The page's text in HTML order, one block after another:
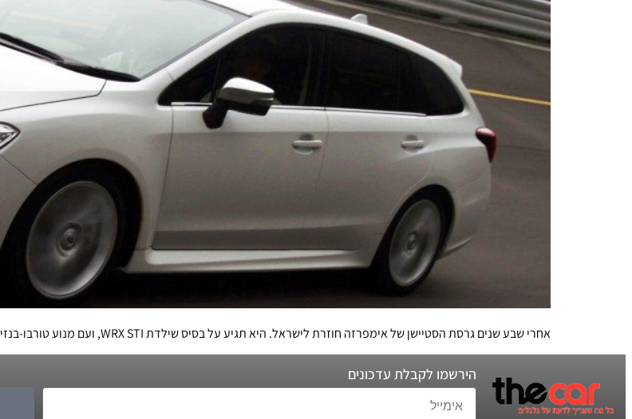
אחרי שבע שנים גרסת הסטיישן של אימפרזה חוזרת לישראל. היא תגיע על בסיס שילדת WRX STI, ועם מנוע טורבו-בנזין חדש בנפח 1.6 ליטר. המחיר לא צפוי להיות זול
הירשמו לקבלת עדכונים